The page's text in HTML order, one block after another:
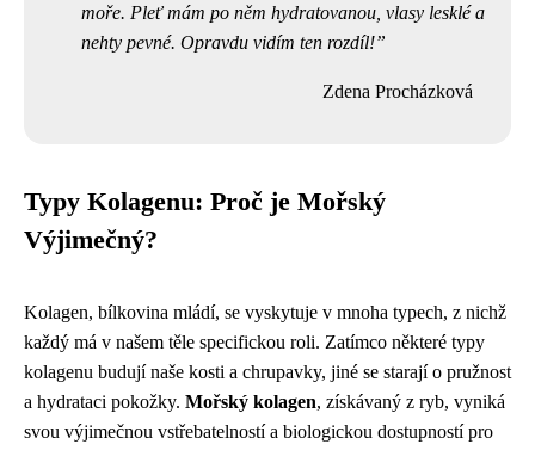
moře. Pleť mám po něm hydratovanou, vlasy lesklé a
nehty pevné. Opravdu vidím ten rozdíl!
Zdena Procházková
Typy Kolagenu: Proč je Mořský
Výjimečný?
Kolagen, bílkovina mládí, se vyskytuje v mnoha typech, z nichž
každý má v našem těle specifickou roli. Zatímco některé typy
kolagenu budují naše kosti a chrupavky, jiné se starají o pružnost
a hydrataci pokožky. Mořský kolagen, získávaný z ryb, vyniká
svou výjimečnou vstřebatelností a biologickou dostupností pro